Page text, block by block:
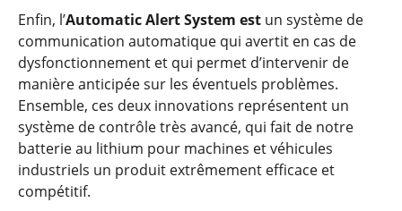
Enfin, l’Automatic Alert System est un système de
communication automatique qui avertit en cas de
dysfonctionnement et qui permet d’intervenir de
manière anticipée sur les éventuels problèmes.
Ensemble, ces deux innovations représentent un
système de contrôle très avancé, qui fait de notre
batterie au lithium pour machines et véhicules
industriels un produit extrêmement efficace et
compétitif.